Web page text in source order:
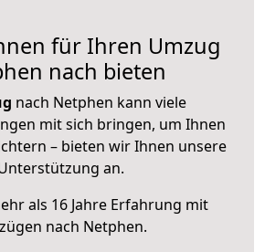
für Ihren Umzug
nach bieten
nach Netphen kann viele
mit sich bringen, um Ihnen
– bieten wir Ihnen unsere
an.
als 16 Jahre Erfahrung mit
nach Netphen.